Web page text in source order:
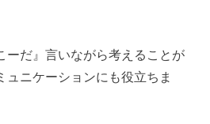
ーだ』言いながら考えることが
ュニケーションにも役立ちま